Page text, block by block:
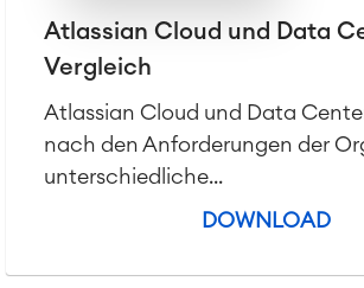
Atlassian Cloud und Data
Vergleich
Atlassian Cloud und Data
nach den Anforderungen der
unterschiedliche...
DOWNLOAD